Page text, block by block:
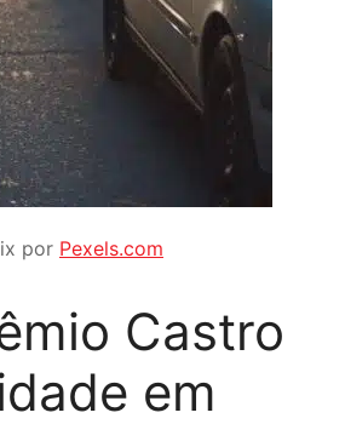
por Pexels.com
Castro
em